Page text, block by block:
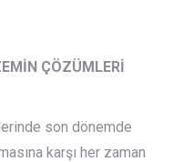
ÇÖZÜMLERİ
son dönemde
karşı her zaman